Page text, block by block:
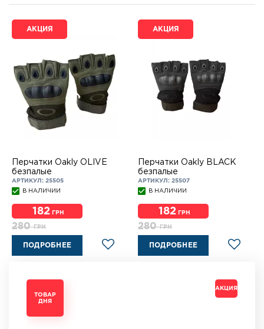
АКЦИЯ
Перчатки Oakly OLIVE
безпалые
АРТИКУЛ: 25505
В НАЛИЧИИ
182 ГРН
280ГРН
ПОДРОБНЕЕ
АКЦИЯ
Перчатки Oakly BLACK
безпалые
АРТИКУЛ: 25507
В НАЛИЧИИ
182 ГРН
280ГРН
ПОДРОБНЕЕ
ТОВАР
ДНЯ
АКЦИЯ
ТОВАР
ДНЯ
АКЦИЯ
ТОВАР
ДНЯ
АКЦИЯ
ТОВАР
ДНЯ
АКЦИЯ